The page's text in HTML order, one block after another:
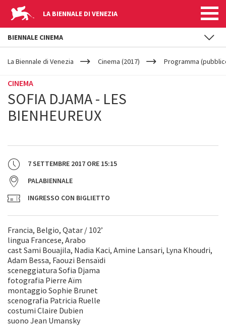
LA BIENNALE DI VENEZIA
YOUR
ARE
La Biennale di Venezia Cinema (2017) Programma
CINEMA
SOFIA DJAMA - LES
BIENHEUREUX
7 SETTEMBRE 2017 ORE 15:15
PALABIENNALE
INGRESSO CON BIGLIETTO
Francia, Belgio, Qatar / 102’
lingua Francese, Arabo
cast Sami Bouajila, Nadia Kaci, Amine Lansari, Lyna Khoudri,
Adam Bessa, Faouzi Bensaïdi
sceneggiatura Sofia Djama
fotografia Pierre Aïm
montaggio Sophie Brunet
scenografia Patricia Ruelle
costumi Claire Dubien
suono Jean Umansky
BIENNALE CINEMA